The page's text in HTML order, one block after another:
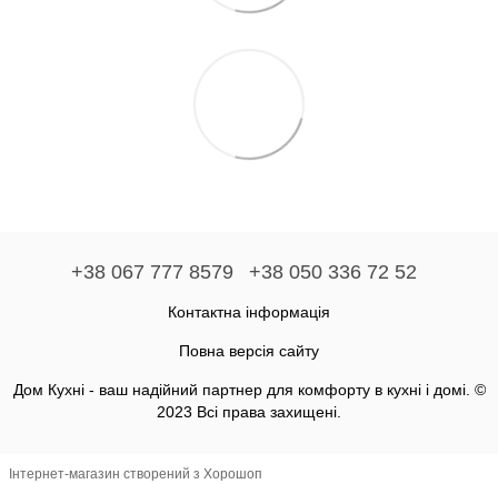
+38 067 777 8579 +38 050 336 72 52
Контактна інформація
Повна версія сайту
Дом Кухні - ваш надійний партнер для комфорту в кухні і домі. ©
2023 Всі права захищені.
Інтернет-магазин створений з Хорошоп